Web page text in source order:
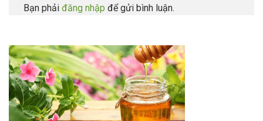
Bạn phải đăng nhập để gửi bình luận.